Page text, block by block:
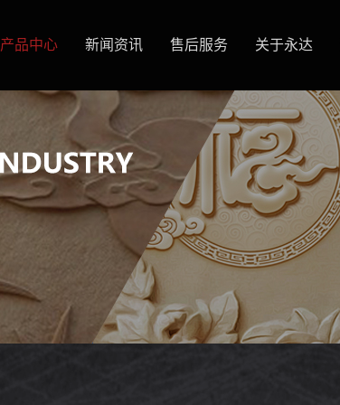
产品中心 新闻资讯 售后服务 关于永达